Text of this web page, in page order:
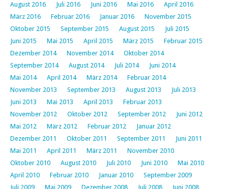
August 2016
Juli 2016 Juni 2016 Mai 2016
April 2016
März 2016
Februar 2016 Januar 2016
November 2015
Oktober 2015
September 2015 August 2015
Juli 2015
Juni 2015
Mai 2015 April 2015 März 2015
Februar 2015
Dezember 2014
November 2014
Oktober 2014
September 2014
August 2014 Juli 2014
Juni 2014
Mai 2014
April 2014 März 2014
Februar 2014
November 2013
September 2013 August 2013
Juli 2013
Juni 2013
Mai 2013 April 2013
Februar 2013
November 2012
Oktober 2012 September 2012
Juni 2012
Mai 2012
März 2012 Februar 2012
Januar 2012
Dezember 2011
Oktober 2011 September 2011
Juni 2011
Mai 2011
April 2011 März 2011
November 2010
Oktober 2010
August 2010 Juli 2010 Juni 2010
Mai 2010
April 2010
Februar 2010 Januar 2010
September 2009
Juli 2009
Mai 2009 Dezember 2008 Juli 2008 Juni 2008